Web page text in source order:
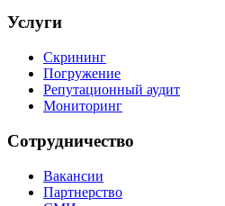
Услуги
Скрининг
Погружение
Репутационный аудит
Мониторинг
Сотрудничество
Вакансии
Партнерство